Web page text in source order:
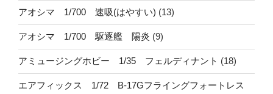
アオシマ 1/700 速吸(はやすい) (13)
アオシマ 1/700 駆逐艦 陽炎 (9)
アミュージングホビー 1/35 フェルディナント (18)
エアフィックス 1/72 B-17Gフライングフォートレス